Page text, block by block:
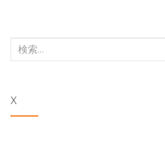
検
象:
X